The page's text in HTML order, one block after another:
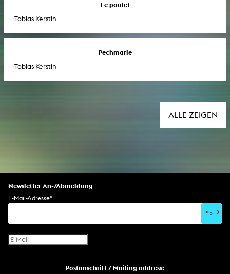
Le poulet
Tobias Kerstin
Pechmarie
Tobias Kerstin
ALLE ZEIGEN
Newsletter An-/Abmeldung
E-Mail-Adresse*
">
Postanschrift / Mailing address: